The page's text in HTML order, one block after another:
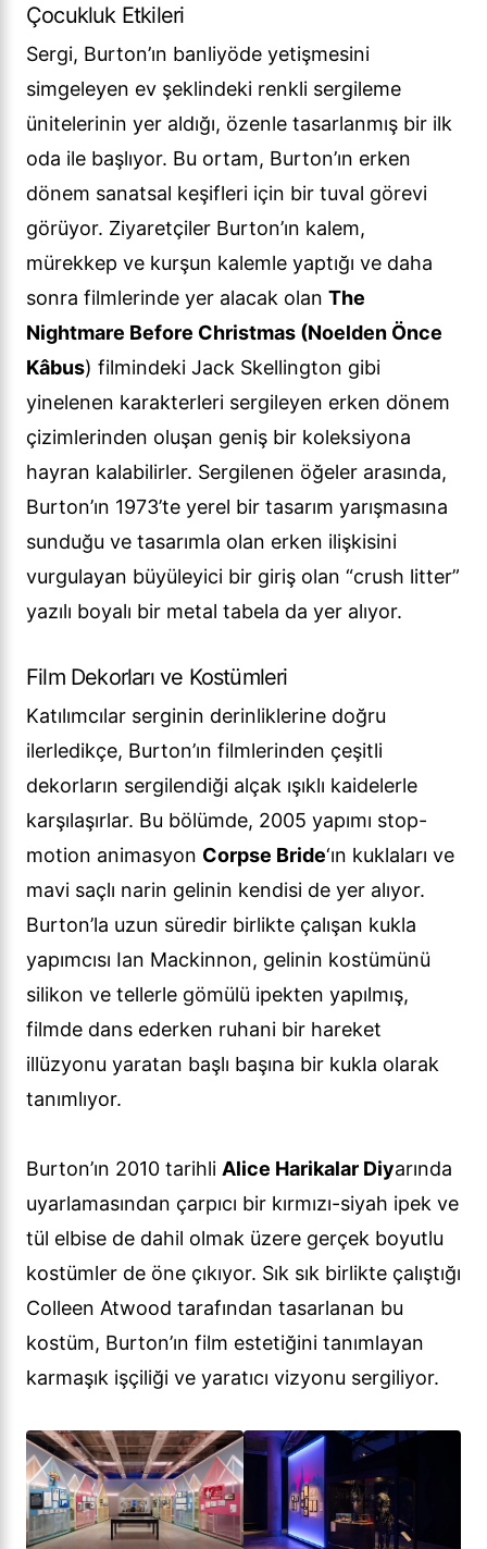
Çocukluk Etkileri
Sergi, Burton’ın banliyöde yetişmesini
simgeleyen ev şeklindeki renkli sergileme
ünitelerinin yer aldığı, özenle tasarlanmış bir ilk
oda ile başlıyor. Bu ortam, Burton’ın erken
dönem sanatsal keşifleri için bir tuval görevi
görüyor. Ziyaretçiler Burton’ın kalem,
mürekkep ve kurşun kalemle yaptığı ve daha
sonra filmlerinde yer alacak olan The
Nightmare Before Christmas (Noelden Önce
Kâbus) filmindeki Jack Skellington gibi
yinelenen karakterleri sergileyen erken dönem
çizimlerinden oluşan geniş bir koleksiyona
hayran kalabilirler. Sergilenen öğeler arasında,
Burton’ın 1973’te yerel bir tasarım yarışmasına
sunduğu ve tasarımla olan erken ilişkisini
vurgulayan büyüleyici bir giriş olan “crush litter”
yazılı boyalı bir metal tabela da yer alıyor.
Film Dekorları ve Kostümleri
Katılımcılar serginin derinliklerine doğru
ilerledikçe, Burton’ın filmlerinden çeşitli
dekorların sergilendiği alçak ışıklı kaidelerle
karşılaşırlar. Bu bölümde, 2005 yapımı stop-
motion animasyon Corpse Bride‘ın kuklaları ve
mavi saçlı narin gelinin kendisi de yer alıyor.
Burton’la uzun süredir birlikte çalışan kukla
yapımcısı Ian Mackinnon, gelinin kostümünü
silikon ve tellerle gömülü ipekten yapılmış,
filmde dans ederken ruhani bir hareket
illüzyonu yaratan başlı başına bir kukla olarak
tanımlıyor.
Burton’ın 2010 tarihli Alice Harikalar Diyarında
uyarlamasından çarpıcı bir kırmızı-siyah ipek ve
tül elbise de dahil olmak üzere gerçek boyutlu
kostümler de öne çıkıyor. Sık sık birlikte çalıştığı
Colleen Atwood tarafından tasarlanan bu
kostüm, Burton’ın film estetiğini tanımlayan
karmaşık işçiliği ve yaratıcı vizyonu sergiliyor.